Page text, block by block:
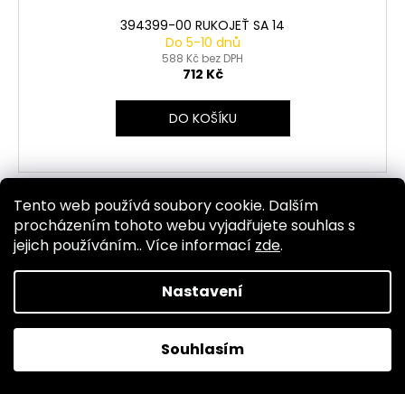
Tento web používá soubory cookie. Dalším
procházením tohoto webu vyjadřujete souhlas s
jejich používáním.. Více informací zde.
Nastavení
Souhlasím
394399-00 RUKOJEŤ SA 14
Do 5-10 dnů
588 Kč bez DPH
712 Kč
DO KOŠÍKU